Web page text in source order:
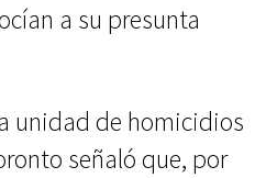
a su presunta
unidad de homicidios
señaló que, por